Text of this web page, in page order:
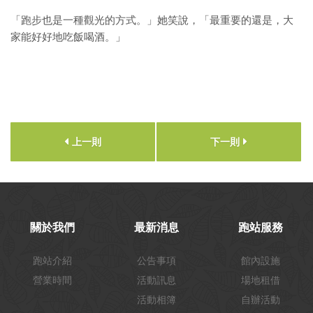
「跑步也是一種觀光的方式。」她笑說，「最重要的還是，大
家能好好地吃飯喝酒。」
上一則 下一則
關於我們
跑站介紹
營業時間
最新消息
公告事項
活動訊息
活動相簿
跑站服務
館內設施
場地租借
自辦活動